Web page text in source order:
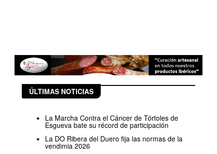
ÚLTIMAS NOTICIAS
La Marcha Contra el Cáncer de Tórtoles de
Esgueva bate su récord de participación
La DO Ribera del Duero fija las normas de la
vendimia 2026